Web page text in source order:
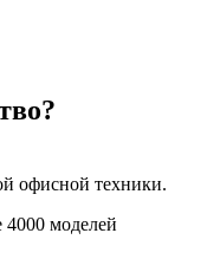
офисной техники.
4000 моделей